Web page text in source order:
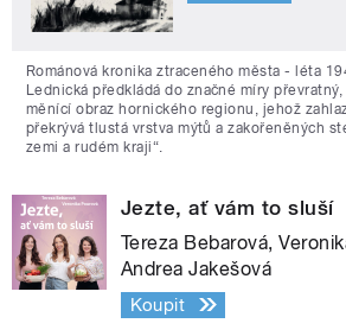
Románová kronika ztraceného města - léta
Lednická předkládá do značné míry
měnící obraz hornického regionu, jehož
překrývá tlustá vrstva mýtů a zakořeněných
zemi a rudém kraji“.
Jezte, ať vám to sluší
Tereza Bebarová,
Andrea Jakešová
Koupit